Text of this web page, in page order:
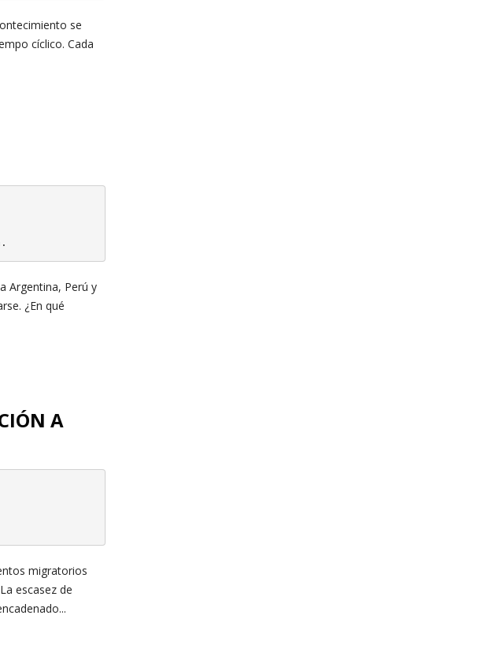
se
cíclico. Cada
Argentina, Perú y
¿En qué
A
migratorios
escasez de